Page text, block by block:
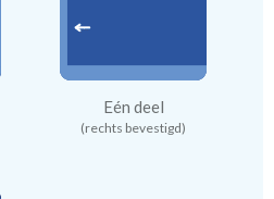
Eén deel
(rechts bevestigd)